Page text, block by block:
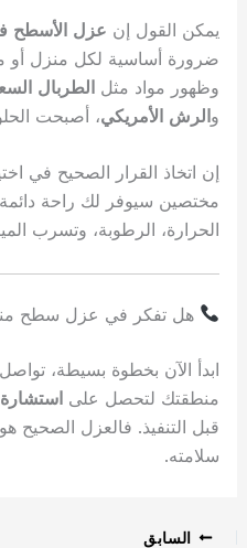
يمكن القول إن عزل الأسطح
ضرورة أساسية لكل منزل أو
وظهور مواد مثل الطربال
و الرش الأمريكي، أصبحت
إن اتخاذ القرار الصحيح في
مختصين سيوفر لك راحة
الحرارة، الرطوبة، وتسرب
هل تفكر في عزل سطح
ابدأ الآن بخطوة بسيطة،
منطقتك لتحصل على
قبل التنفيذ. فالعزل الصحيح
سلامته.
السابق